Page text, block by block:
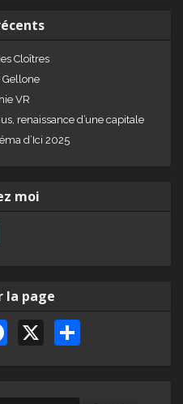
Cloîtres
Gellone
VR
renaissance d’une capitale
d’Ici 2025
moi
la page
X